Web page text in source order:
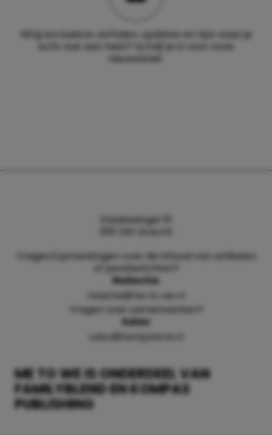
Wil jij exclusieve verhalen, updates en tips waar je
echt wat aan hebt? Schrijf je in voor onze
nieuwsbrief.
ME TO WE IS ONDERDEEL VAN
FAMILYBLEND EN KOMPAS
PUBLISHING
Daalsesingel 51
3511 SW Utrecht
Vragen/opmerkingen over de inhoud van artikelen
of persberichten?
Redactie:
redactie@me-to-we.nl
Vragen over samenwerken?
Sales:
sales@familyblend.nl